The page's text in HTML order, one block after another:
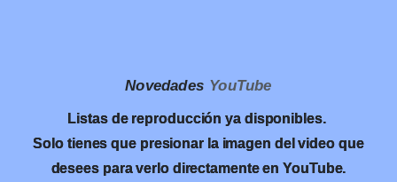
Novedades YouTube
Listas de reproducción ya disponibles.
Solo tienes que presionar la imagen del video que
desees para verlo directamente en YouTube.